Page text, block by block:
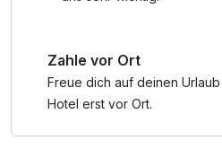
Zahle vor Ort
Freue dich auf deinen
Hotel erst vor Ort.